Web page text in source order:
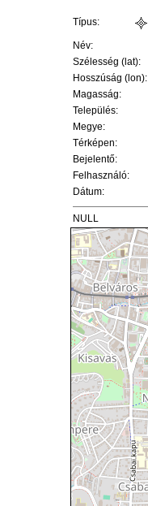
Típus:
Név:
Szélesség (lat):
Hosszúság (lon):
Magasság:
Település:
Megye:
Térképen:
Bejelentő:
Felhasználó:
Dátum:
NULL